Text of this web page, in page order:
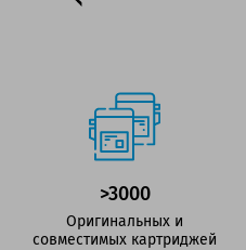
>3000
Оригинальных и
совместимых картриджей